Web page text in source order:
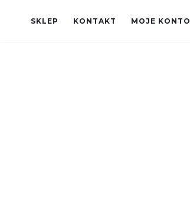
SKLEP KONTAKT MOJE KONTO